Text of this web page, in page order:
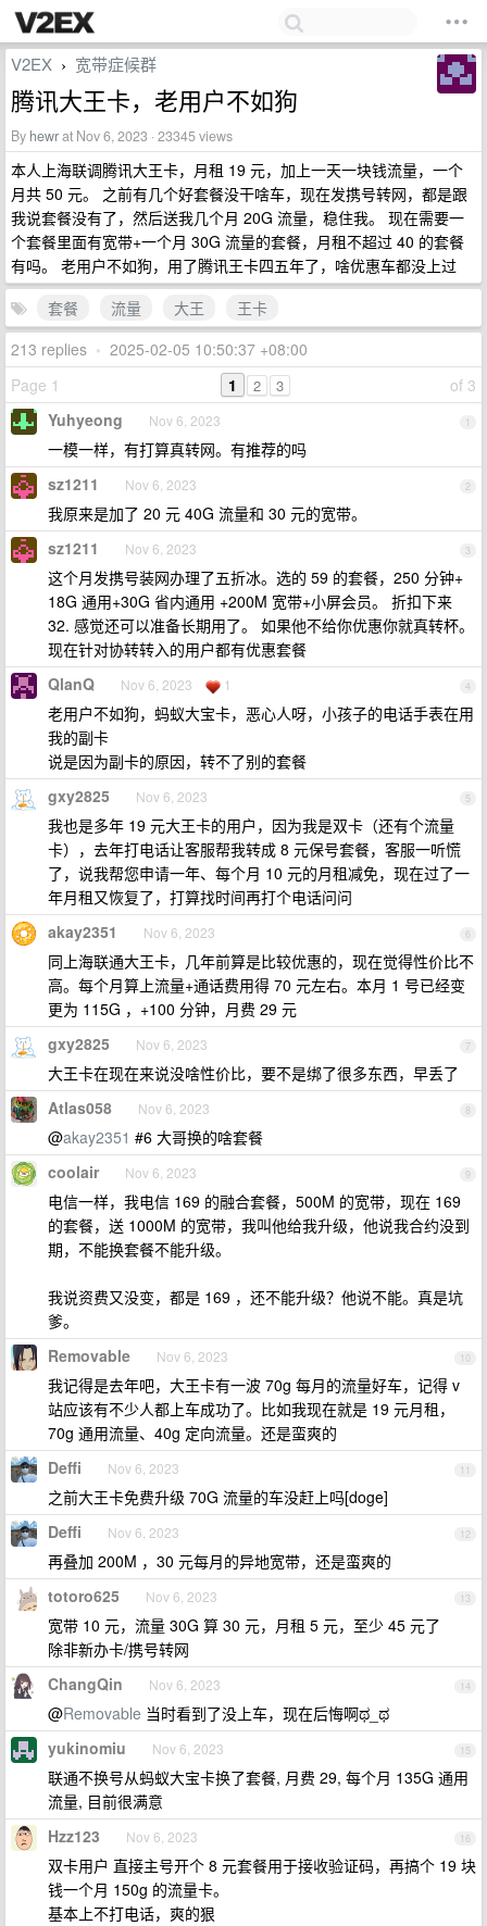
V2EX › 宽带症候群
腾讯大王卡，老用户不如狗
By hewrat Nov 6, 2023 · 23345 views
本人上海联调腾讯大王卡，月租 19 元，加上一天一块钱流量，一个
月共 50 元。 之前有几个好套餐没干啥车，现在发携号转网，都是跟
我说套餐没有了，然后送我几个月 20G 流量，稳住我。 现在需要一
个套餐里面有宽带+一个月 30G 流量的套餐，月租不超过 40 的套餐
有吗。 老用户不如狗，用了腾讯王卡四五年了，啥优惠车都没上过
套餐
流量 大王
王卡
213 replies • 2025-02-05 10:50:37 +08:00
Page 1
of 3
1 2 3
1
Yuhyeong Nov 6, 2023
一模一样，有打算真转网。有推荐的吗
2
sz1211 Nov 6, 2023
我原来是加了 20 元 40G 流量和 30 元的宽带。
3
sz1211 Nov 6, 2023
这个月发携号装网办理了五折冰。选的 59 的套餐，250 分钟+
18G 通用+30G 省内通用 +200M 宽带+小屏会员。 折扣下来
32. 感觉还可以准备长期用了。 如果他不给你优惠你就真转杯。
现在针对协转转入的用户都有优惠套餐
4
QlanQ Nov 6, 2023 1
老用户不如狗，蚂蚁大宝卡，恶心人呀，小孩子的电话手表在用
我的副卡
说是因为副卡的原因，转不了别的套餐
5
gxy2825 Nov 6, 2023
我也是多年 19 元大王卡的用户，因为我是双卡（还有个流量
卡），去年打电话让客服帮我转成 8 元保号套餐，客服一听慌
了，说我帮您申请一年、每个月 10 元的月租减免，现在过了一
年月租又恢复了，打算找时间再打个电话问问
6
akay2351 Nov 6, 2023
同上海联通大王卡，几年前算是比较优惠的，现在觉得性价比不
高。每个月算上流量+通话费用得 70 元左右。本月 1 号已经变
更为 115G ，+100 分钟，月费 29 元
7
gxy2825 Nov 6, 2023
大王卡在现在来说没啥性价比，要不是绑了很多东西，早丢了
8
Atlas058 Nov 6, 2023
@akay2351 #6 大哥换的啥套餐
9
coolair Nov 6, 2023
电信一样，我电信 169 的融合套餐，500M 的宽带，现在 169
的套餐，送 1000M 的宽带，我叫他给我升级，他说我合约没到
期，不能换套餐不能升级。
我说资费又没变，都是 169 ，还不能升级？他说不能。真是坑
爹。
10
Removable Nov 6, 2023
我记得是去年吧，大王卡有一波 70g 每月的流量好车，记得 v
站应该有不少人都上车成功了。比如我现在就是 19 元月租，
70g 通用流量、40g 定向流量。还是蛮爽的
11
Deffi Nov 6, 2023
之前大王卡免费升级 70G 流量的车没赶上吗[doge]
12
Deffi Nov 6, 2023
再叠加 200M ，30 元每月的异地宽带，还是蛮爽的
13
totoro625 Nov 6, 2023
宽带 10 元，流量 30G 算 30 元，月租 5 元，至少 45 元了
除非新办卡/携号转网
14
ChangQin Nov 6, 2023
@Removable 当时看到了没上车，现在后悔啊ಥ_ಥ
15
yukinomiu Nov 6, 2023
联通不换号从蚂蚁大宝卡换了套餐, 月费 29, 每个月 135G 通用
流量, 目前很满意
16
Hzz123 Nov 6, 2023
双卡用户 直接主号开个 8 元套餐用于接收验证码，再搞个 19 块
钱一个月 150g 的流量卡。
基本上不打电话，爽的狠